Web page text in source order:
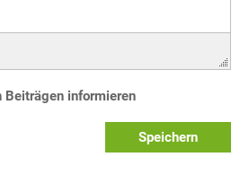
Beiträgen informieren
Speichern